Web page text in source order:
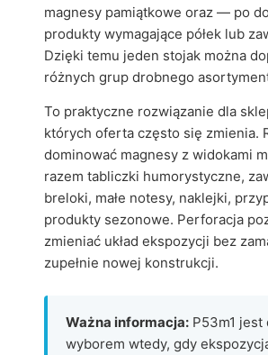
magnesy pamiątkowe oraz — po
produkty wymagające półek lub
Dzięki temu jeden stojak można
różnych grup drobnego
To praktyczne rozwiązanie dla
których oferta często się zmienia.
dominować magnesy z widokami
razem tabliczki humorystyczne,
breloki, małe notesy, naklejki,
produkty sezonowe. Perforacja
zmieniać układ ekspozycji bez
zupełnie nowej konstrukcji.
Ważna informacja: P53m1 jest
wyborem wtedy, gdy